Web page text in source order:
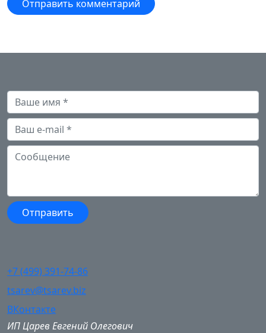
+7 (499) 391-74-86
tsarev@tsarev.biz
ВКонтакте
ИП Царев Евгений Олегович